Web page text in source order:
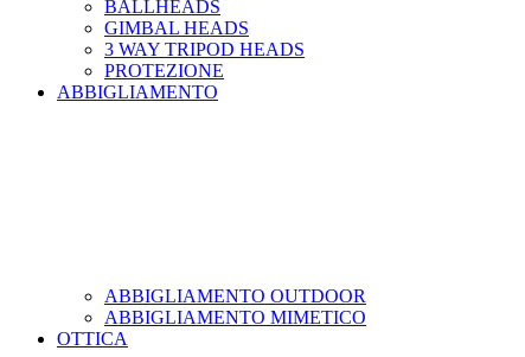
BALLHEADS
GIMBAL HEADS
3 WAY TRIPOD HEADS
PROTEZIONE
ABBIGLIAMENTO
ABBIGLIAMENTO OUTDOOR
ABBIGLIAMENTO MIMETICO
OTTICA